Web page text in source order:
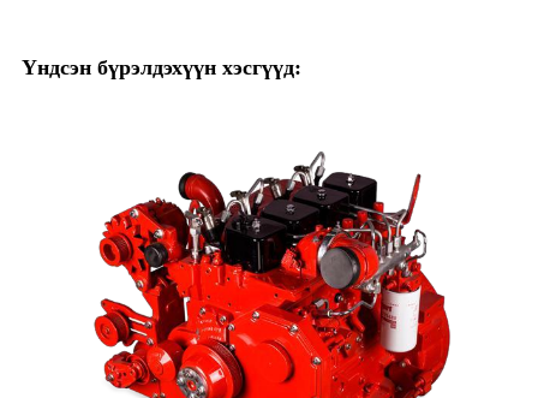
Үндсэн бүрэлдэхүүн хэсгүүд: